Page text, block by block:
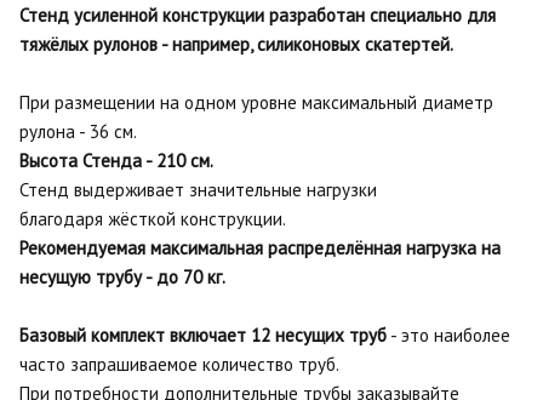
Стенд усиленной конструкции разработан специально для
тяжёлых рулонов - например, силиконовых скатертей.
При размещении на одном уровне максимальный диаметр
рулона - 36 см.
Высота Стенда - 210 см.
Стенд выдерживает значительные нагрузки
благодаря жёсткой конструкции.
Рекомендуемая максимальная распределённая нагрузка на
несущую трубу - до 70 кг.
Базовый комплект включает 12 несущих труб - это наиболее
часто запрашиваемое количество труб.
При потребности дополнительные трубы заказывайте